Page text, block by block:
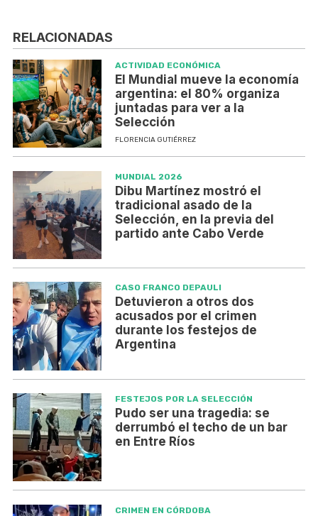
RELACIONADAS
ACTIVIDAD ECONÓMICA
El Mundial mueve la economía
argentina: el 80% organiza
juntadas para ver a la
Selección
FLORENCIA GUTIÉRREZ
MUNDIAL 2026
Dibu Martínez mostró el
tradicional asado de la
Selección, en la previa del
partido ante Cabo Verde
CASO FRANCO DEPAULI
Detuvieron a otros dos
acusados por el crimen
durante los festejos de
Argentina
FESTEJOS POR LA SELECCIÓN
Pudo ser una tragedia: se
derrumbó el techo de un bar
en Entre Ríos
CRIMEN EN CÓRDOBA